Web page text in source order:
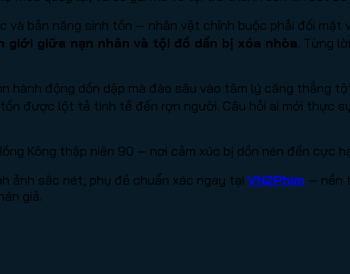
bản năng sinh tồn — nhân vật chính buộc phải đối
giới giữa nạn nhân và tội đồ dần bị xóa nhòa. Từng
hành động dồn dập mà đào sâu vào tâm lý căng thẳng
được lột tả tinh tế đến rợn người. Câu hỏi ai mới thực
Kông thập niên 90 — nơi cảm xúc bị dồn nén đến cực
ảnh sắc nét, phụ đề chuẩn xác ngay tại VN2Phim — nền
giả.